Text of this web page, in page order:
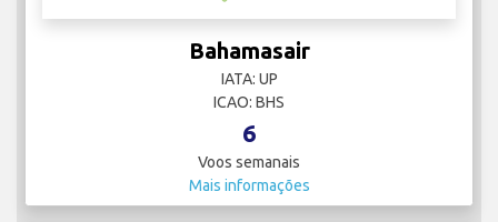
Bahamasair
IATA: UP
ICAO: BHS
6
Voos semanais
Mais informações